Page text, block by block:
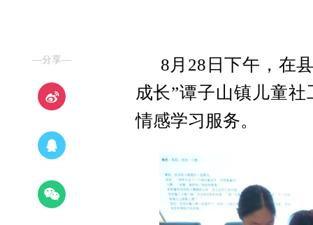
—分享—
8月28日下午，在
成长”谭子山镇儿童
情感学习服务。